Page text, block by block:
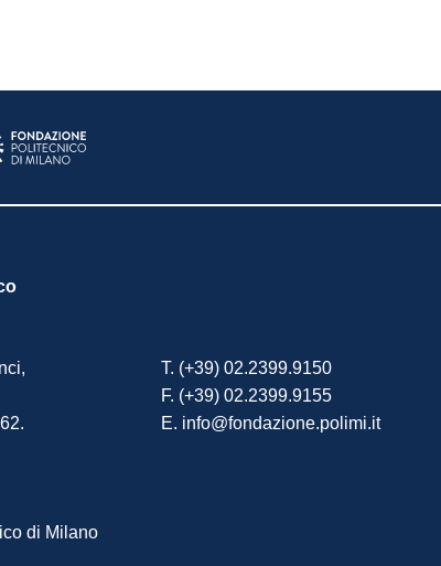
T. (+39) 02.2399.9150
F. (+39) 02.2399.9155
E. info@fondazione.polimi.it
di Milano